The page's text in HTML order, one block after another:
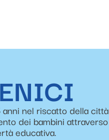
nel riscatto della città
dei bambini attraverso
educativa.